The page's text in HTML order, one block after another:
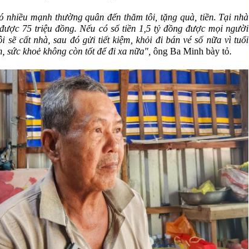
nhiều mạnh thường quân đến thăm tôi, tặng quà, tiền. Tại nhà
75 triệu đồng. Nếu có số tiền 1,5 tỷ đồng được mọi người
sẽ cất nhà, sau đó gửi tiết kiệm, khỏi đi bán vé số nữa vì tuổi
sức khoẻ không còn tốt để đi xa nữa", ông Ba Minh bày tỏ.